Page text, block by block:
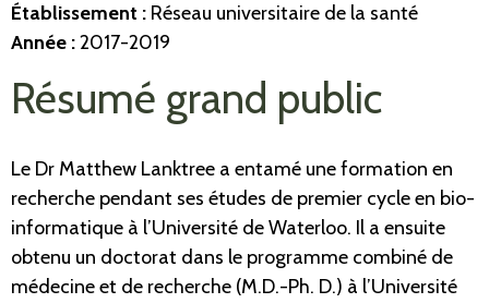
Établissement : Réseau universitaire de la santé
Année :2017-2019
Résumé grand public
Le Dr Matthew Lanktree a entamé une formation en
recherche pendant ses études de premier cycle en bio-
informatique à l’Université de Waterloo. Il a ensuite
obtenu un doctorat dans le programme combiné de
médecine et de recherche (M.D.-Ph. D.) à l’Université